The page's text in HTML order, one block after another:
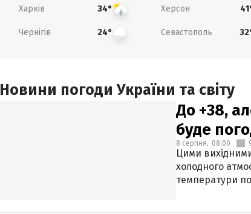
Харків 34° Херсон
Чернігів 24° Севастополь
Новини погоди України та світу
До +38,
буде
8 серпня, 08:00
Цими
холодного
температури